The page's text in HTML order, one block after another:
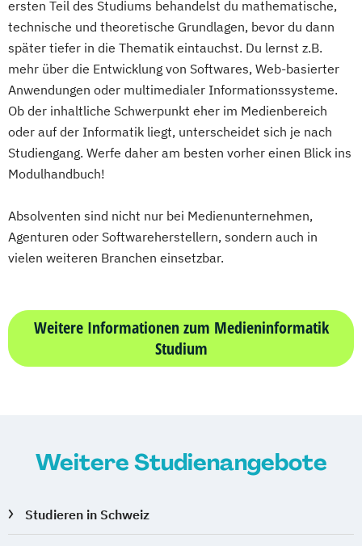
ersten Teil des Studiums behandelst du mathematische,
technische und theoretische Grundlagen, bevor du dann
später tiefer in die Thematik eintauchst. Du lernst z.B.
mehr über die Entwicklung von Softwares, Web-basierter
Anwendungen oder multimedialer Informationssysteme.
Ob der inhaltliche Schwerpunkt eher im Medienbereich
oder auf der Informatik liegt, unterscheidet sich je nach
Studiengang. Werfe daher am besten vorher einen Blick ins
Modulhandbuch!
Absolventen sind nicht nur bei Medienunternehmen,
Agenturen oder Softwareherstellern, sondern auch in
vielen weiteren Branchen einsetzbar.
Weitere Informationen zum Medieninformatik
Studium
Weitere Studienangebote
Studieren in Schweiz